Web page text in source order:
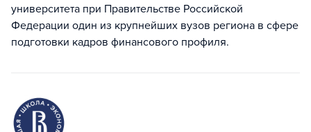
университета при Правительстве Российской
Федерации один из крупнейших вузов региона в сфере
подготовки кадров финансового профиля.